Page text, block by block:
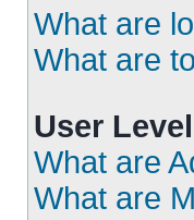
What are
What are
User
What are
What are